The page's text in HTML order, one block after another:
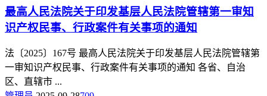
最高人民法院关于印发基层人民法院管辖第一审知
识产权民事、行政案件有关事项的通知
法〔2025〕167号 最高人民法院关于印发基层人民法院管辖第
一审知识产权民事、行政案件有关事项的通知 各省、自治
区、直辖市 ...